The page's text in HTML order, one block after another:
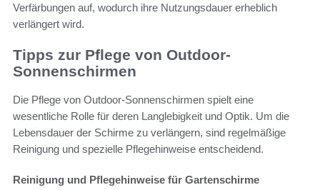
Verfärbungen auf, wodurch ihre Nutzungsdauer erheblich
verlängert wird.
Tipps zur Pflege von Outdoor-
Sonnenschirmen
Die Pflege von Outdoor-Sonnenschirmen spielt eine
wesentliche Rolle für deren Langlebigkeit und Optik. Um die
Lebensdauer der Schirme zu verlängern, sind regelmäßige
Reinigung und spezielle Pflegehinweise entscheidend.
Reinigung und Pflegehinweise für Gartenschirme